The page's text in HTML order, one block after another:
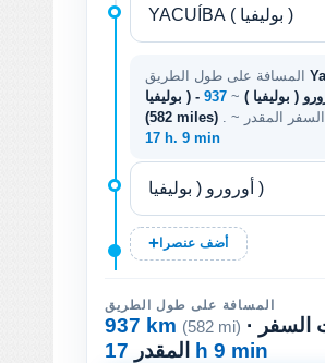
) - أورورو ( بوليفيا ) ~
(582 miles)
المقدر ~
17 h. 9 min
أضف عنصرا
المسافة على طول الطريق
937 km (582 mi) · وقت السفر
المقدر 17 h 9 min